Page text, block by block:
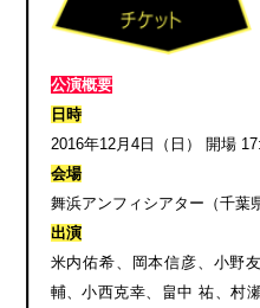
公演概要
日時
2016年12月4日（日） 開場
会場
舞浜アンフィシアター（千葉
出演
米内佑希、岡本信彦、小野
輔、小西克幸
畠中 祐、村